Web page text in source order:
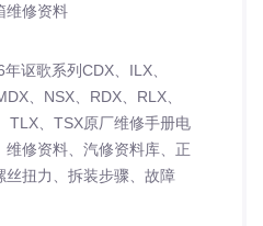
维修资料
讴歌系列CDX、ILX、
、NSX、RDX、RLX、
TLX、TSX原厂维修手册电
维修资料、汽修资料库、正
丝扭力、拆装步骤、故障